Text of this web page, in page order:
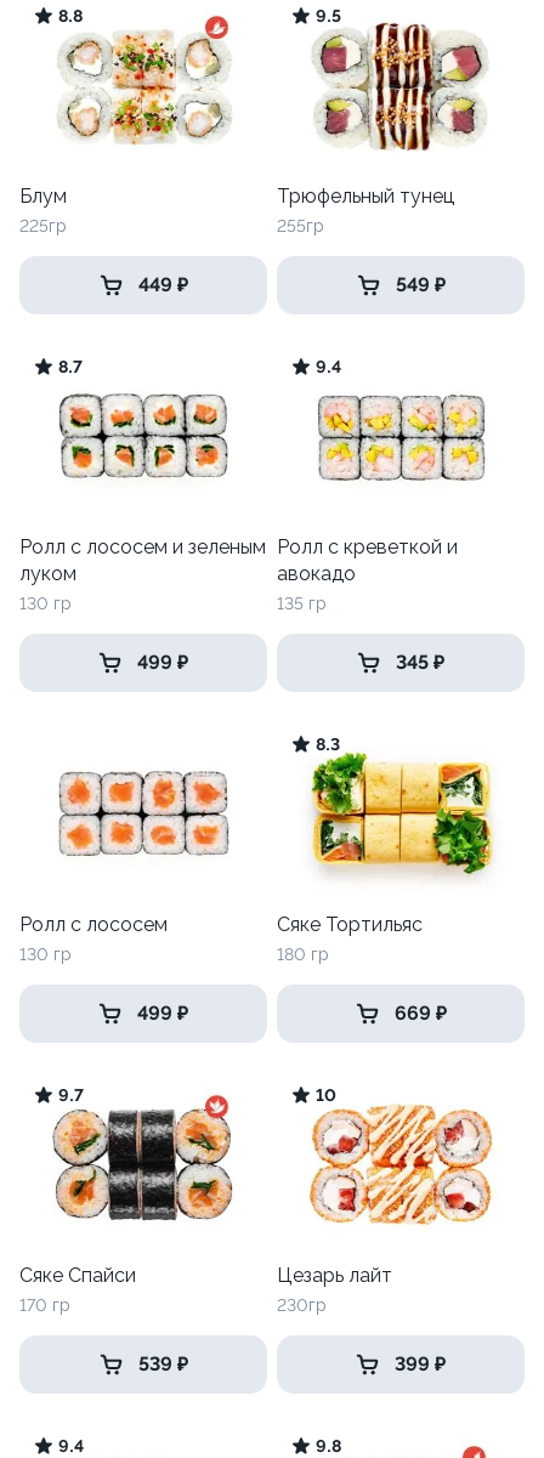
8.8
Блум
225гр
449 ₽
9.5
Трюфельный тунец
255гр
549 ₽
8.7
Ролл с лососем и зеленым
луком
130 гр
499 ₽
9.4
Ролл с креветкой и
авокадо
135 гр
345 ₽
Ролл с лососем
130 гр
499 ₽
8.3
Сяке Тортильяс
180 гр
669 ₽
9.7
Сяке Спайси
170 гр
539 ₽
10
Цезарь лайт
230гр
399 ₽
9.4 9.8